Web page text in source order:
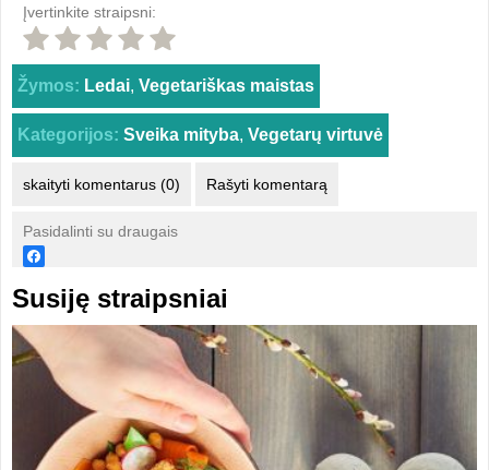
Įvertinkite straipsni:
Žymos: Ledai, Vegetariškas maistas
Kategorijos: Sveika mityba, Vegetarų virtuvė
skaityti komentarus (0) Rašyti komentarą
Pasidalinti su draugais
Susiję straipsniai